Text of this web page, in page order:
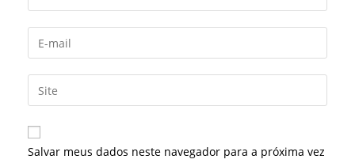
seu
nome
ou
de
usuário
para
comentar
Digite
seu
endereço
de
mail
para
Digite
o
URL
do
Salvar meus dados neste navegador para a próxima vez